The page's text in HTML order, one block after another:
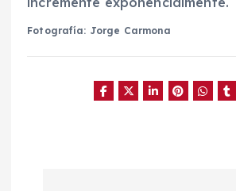
Fotografía: Jorge Carmona